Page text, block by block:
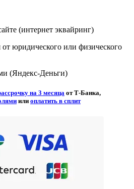
(интернет эквайринг)
юридического или физического
(Яндекс-Деньги)
на 3 месяца от Т-Банка,
или оплатить в сплит